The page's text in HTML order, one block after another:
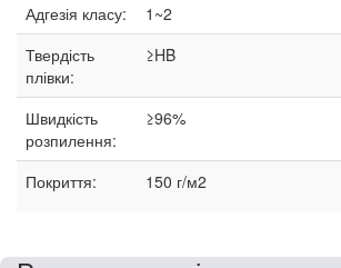
Адгезія класу:
1~2
Твердість
плівки:
≥HB
Швидкість
розпилення:
≥96%
Покриття: 150 г/м2